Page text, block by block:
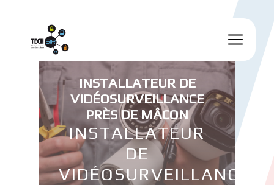
INSTALLATEUR DE
VIDÉOSURVEILLANCE
PRÈS DE MÂCON
INSTALLATEUR
DE
VIDÉOSURVEILLANCE